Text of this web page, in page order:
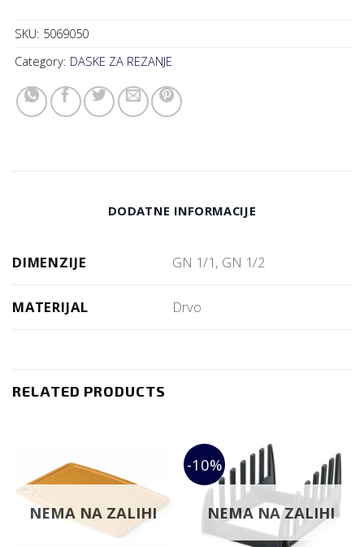
SKU: 5069050
Category: DASKE ZA REZANJE
DODATNE INFORMACIJE
DIMENZIJE GN 1/1, GN 1/2
MATERIJAL Drvo
RELATED PRODUCTS
NEMA NA ZALIHI
-10%
NEMA NA ZALIHI